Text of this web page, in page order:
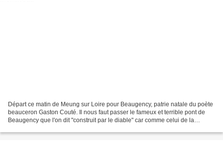
Départ ce matin de Meung sur Loire pour Beaugency, patrie natale du poète
beauceron Gaston Couté. Il nous faut passer le fameux et terrible pont de
Beaugency que l'on dit "construit par le diable" car comme celui de la